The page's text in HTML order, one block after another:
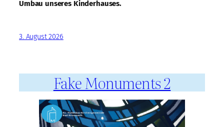
Umbau unseres Kinderhauses.
3. August 2026
Fake Monuments 2